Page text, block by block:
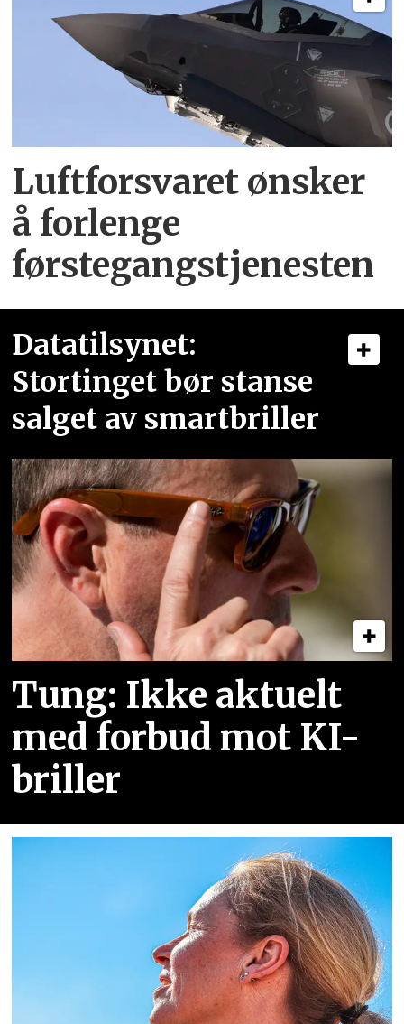
Luftforsvaret ønsker
å forlenge
førstegangstjenesten
Datatilsynet:
Stortinget bør stanse
salget av smartbriller
Tung: Ikke aktuelt
med forbud mot KI-
briller